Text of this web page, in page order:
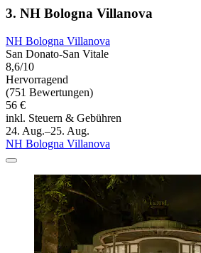
3. NH Bologna Villanova
NH Bologna Villanova
San Donato-San Vitale
8,6/10
Hervorragend
(751 Bewertungen)
56 €
inkl. Steuern & Gebühren
24. Aug.–25. Aug.
NH Bologna Villanova